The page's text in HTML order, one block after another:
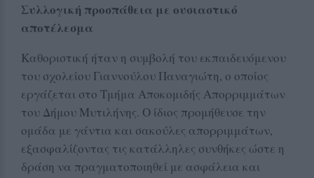
Συλλογική προσπάθεια με ουσιαστικό
αποτέλεσμα
Καθοριστική ήταν η συμβολή του εκπαιδευόμενου
του σχολείου Γιαννούλου Παναγιώτη, ο οποίος
εργάζεται στο Τμήμα Αποκομιδής Απορριμμάτων
του Δήμου Μυτιλήνης. Ο ίδιος προμήθευσε την
ομάδα με γάντια και σακούλες απορριμμάτων,
εξασφαλίζοντας τις κατάλληλες συνθήκες ώστε η
δράση να πραγματοποιηθεί με ασφάλεια και